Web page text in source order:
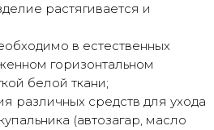
растягивается и
в естественных
горизонтальном
белой ткани;
различных средств для ухода
(автозагар, масло